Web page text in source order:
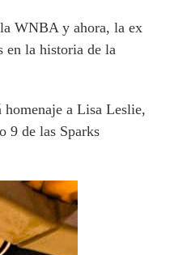
WNBA y ahora, la ex
en la historia de la
a Lisa Leslie,
9 de las Sparks